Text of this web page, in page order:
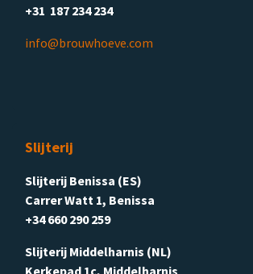
+31 187 234 234
info@brouwhoeve.com
Slijterij
Slijterij Benissa (ES)
Carrer Watt 1, Benissa
+34 660 290 259
Slijterij Middelharnis (NL)
Kerkepad 1c, Middelharnis